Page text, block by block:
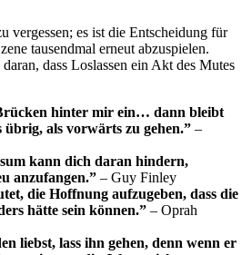
vergessen; es ist die Entscheidung für
tausendmal erneut abzuspielen.
dass Loslassen ein Akt des Mutes
hinter mir ein… dann bleibt
übrig, als vorwärts zu gehen.” –
kann dich daran hindern,
anzufangen.” – Guy Finley
die Hoffnung aufzugeben, dass die
hätte sein können.” – Oprah
liebst, lass ihn gehen, denn wenn er